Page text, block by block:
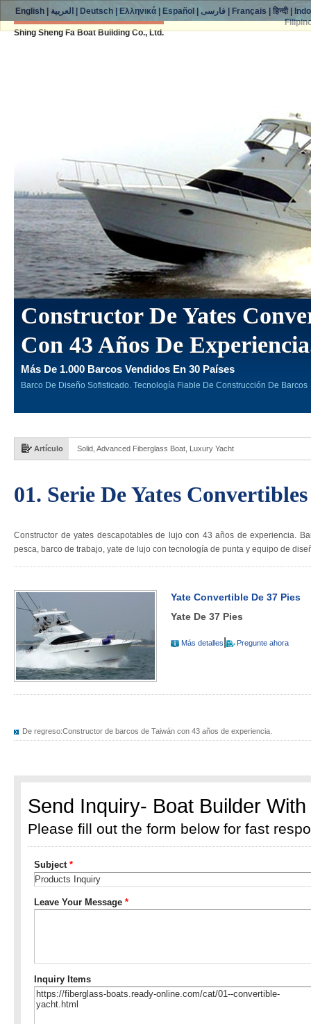
Shing Sheng Fa Boat Building Co., Ltd.
Constructor De Yates
Con 43 Años De
Más De 1.000 Barcos Vendidos En 30 Países
Barco De Diseño Sofisticado. Tecnología Fiable De Construcción De Barcos
Artículo Solid, Advanced Fiberglass Boat, Luxury Yacht
01. Serie De Yates Convertibles
Constructor de yates descapotables de lujo con 43 años de experiencia.
pesca, barco de trabajo, yate de lujo con tecnología de punta y equipo de
Yate Convertible De 37 Pies
Yate De 37 Pies
Más detalles Pregunte ahora
De regreso:Constructor de barcos de Taiwán con 43 años de experiencia.
English| العربية Deutsch| Ελληνικά| Español فارسی| Français हिन्दी|